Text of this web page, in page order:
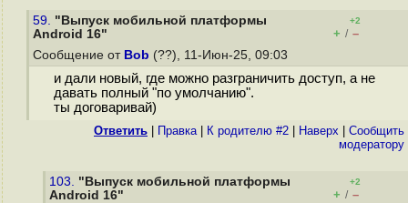
59. "Выпуск мобильной платформы
Android 16"
+2
+ / –
Сообщение от Bob (??), 11-Июн-25, 09:03
и дали новый, где можно разграничить доступ, а не
давать полный "по умолчанию".
ты договаривай)
Ответить Правка| К родителю #2 Наверх
Cообщить
модератору
103. "Выпуск мобильной платформы
Android 16"
+2
+ / –